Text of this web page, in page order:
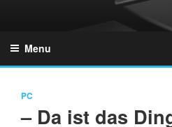
Menu
PC
– Da ist das